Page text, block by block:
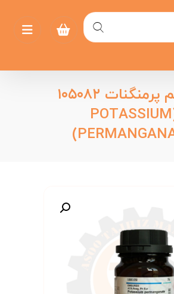
پتاسیم پرمنگنات ۱۰۵۰۸۲
(POTASSIUM